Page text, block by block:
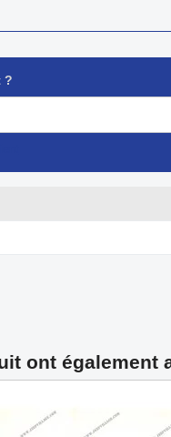
?
ont également